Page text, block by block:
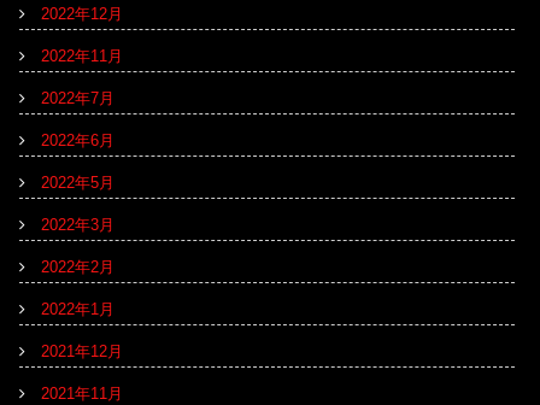
2022年12月
2022年11月
2022年7月
2022年6月
2022年5月
2022年3月
2022年2月
2022年1月
2021年12月
2021年11月